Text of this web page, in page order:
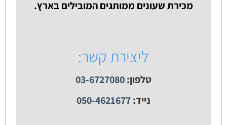
מכירת שעונים ממותגים המובילים בארץ.
ליצירת קשר:
טלפון:03-6727080
נייד:050-4621677